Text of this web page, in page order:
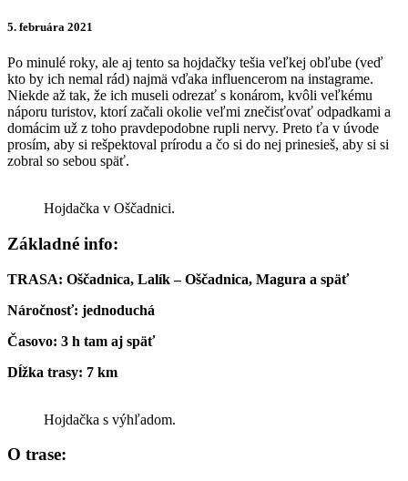
v
5. februára 2021
Po minulé roky, ale aj tento sa hojdačky tešia veľkej obľube (veď
kto by ich nemal rád) najmä vďaka influencerom na instagrame.
Niekde až tak, že ich museli odrezať s konárom, kvôli veľkému
náporu turistov, ktorí začali okolie veľmi znečisťovať odpadkami a
domácim už z toho pravdepodobne rupli nervy. Preto ťa v úvode
prosím, aby si rešpektoval prírodu a čo si do nej prinesieš, aby si si
zobral so sebou späť.
Hojdačka v Oščadnici.
Základné info:
TRASA: Oščadnica, Lalík – Oščadnica, Magura a späť
Náročnosť: jednoduchá
Časovo: 3 h tam aj späť
Dĺžka trasy: 7 km
Hojdačka s výhľadom.
O trase: